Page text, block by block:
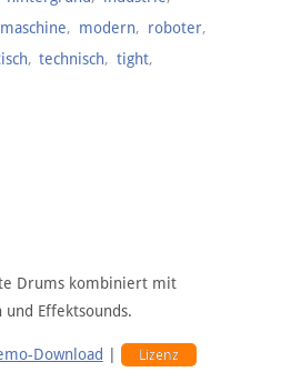
maschine, modern, roboter,
, technisch, tight,
Drums kombiniert mit
Effektsounds.
Download Lizenz